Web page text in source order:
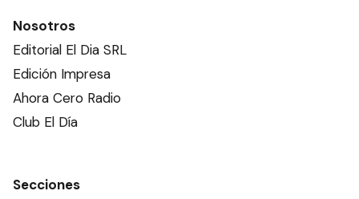
Nosotros
Editorial El Dia SRL
Edición Impresa
Ahora Cero Radio
Club El Día
Secciones